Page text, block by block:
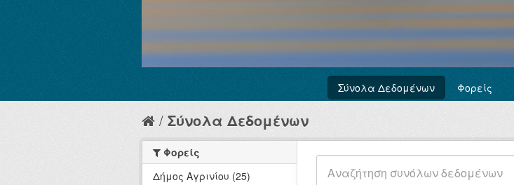
Σύνολα Δεδομένων Φορείς
Σύνολα Δεδομένων
Φορείς
Δήμος Αγρινίου (25)